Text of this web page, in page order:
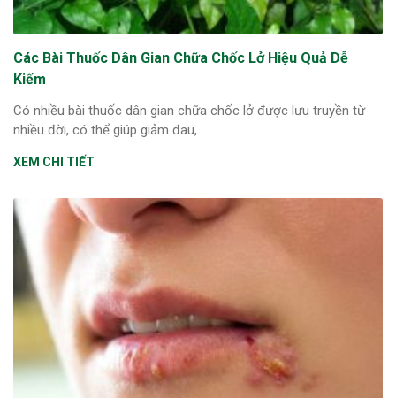
Các Bài Thuốc Dân Gian Chữa Chốc Lở Hiệu Quả Dễ
Kiếm
Có nhiều bài thuốc dân gian chữa chốc lở được lưu truyền từ
nhiều đời, có thể giúp giảm đau,...
XEM CHI TIẾT